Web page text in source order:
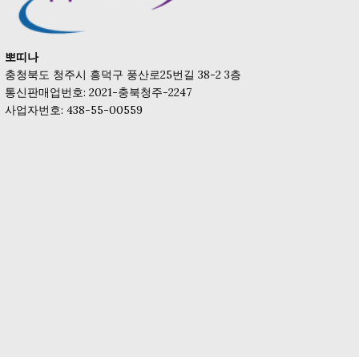
뽀띠나
충청북도 청주시 흥덕구 풍산로25번길 38-2 3층
통신판매업번호: 2021-충북청주-2247
사업자번호: 438-55-00559